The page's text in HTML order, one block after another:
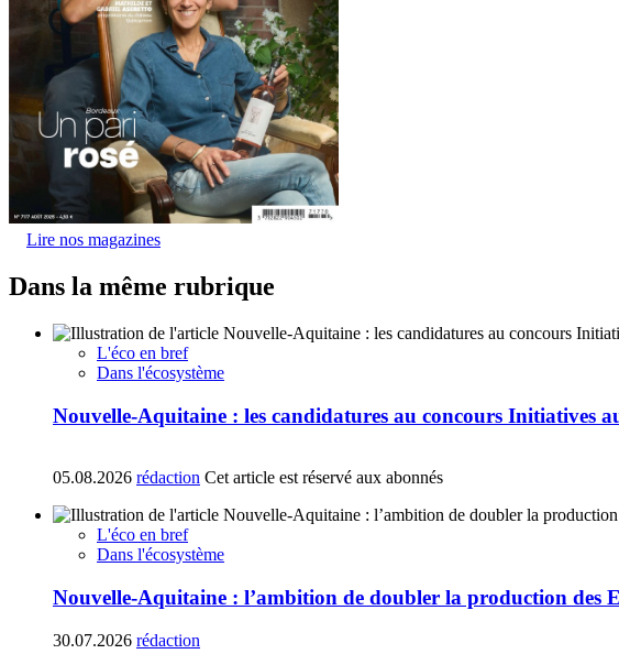
Lire nos magazines
Dans la même rubrique
L'éco en bref
Dans l'écosystème
Nouvelle-Aquitaine : les candidatures au concours Initiatives
05.08.2026 rédaction Cet article est réservé aux abonnés
L'éco en bref
Dans l'écosystème
Nouvelle-Aquitaine : l’ambition de doubler la production des
30.07.2026 rédaction